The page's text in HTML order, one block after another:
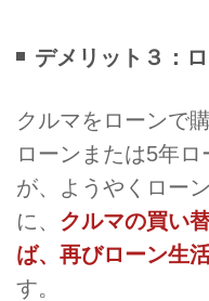
デメリット３：
クルマをローンで
ローンまたは5年
が、ようやくロー
に、 クルマの買い
ば、再びローン生
す。